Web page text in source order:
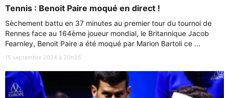
Tennis : Benoit Paire moqué en direct !
Sèchement battu en 37 minutes au premier tour du tournoi de
Rennes face au 164ème joueur mondial, le Britannique Jacob
Fearnley, Benoit Paire a été moqué par Marion Bartoli ce ...
15 septembre 2024 à 20h35